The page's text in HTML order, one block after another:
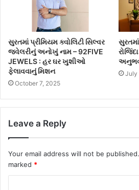
સુરતમાં પ્રીમિયમ ક્વોલિટી સિલ્વર
જ્વેલરીનું અનોખું નામ – 92FIVE
JEWELS : હર ઘર ખુશીઓ
ફેલાવવાનું મિશન
October 7, 2025
July
Leave a Reply
Your email address will not be published.
marked *